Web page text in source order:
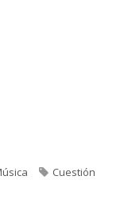
Etiquetas
Cuestión